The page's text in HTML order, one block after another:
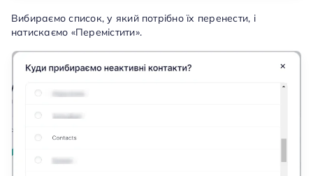
Вибираємо список, у який потрібно їх перенести, і
натискаємо «Перемістити».